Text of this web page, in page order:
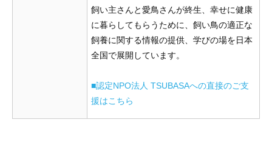
飼い主さんと愛鳥さんが終生、幸せに健康
に暮らしてもらうために、飼い鳥の適正な
飼養に関する情報の提供、学びの場を日本
全国で展開しています。
■認定NPO法人 TSUBASAへの直接のご支
援はこちら